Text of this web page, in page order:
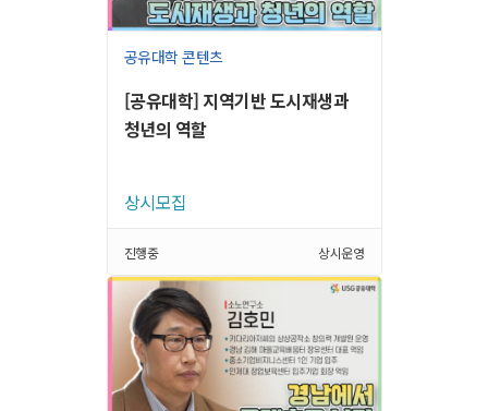
공유대학 콘텐츠
[공유대학] 지역기반 도시재생과
청년의 역할
상시모집
진행중 상시운영